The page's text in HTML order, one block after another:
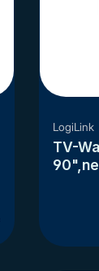
LogiLink
TV-